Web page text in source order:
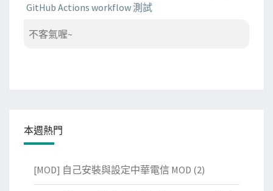
GitHub Actions workflow 測試
不客氣喔~
本週熱門
[MOD] 自己安裝與設定中華電信 MOD (2)